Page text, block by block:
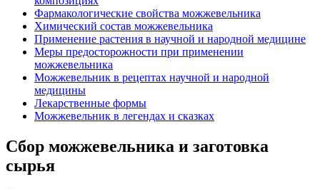
Фармакологические свойства можжевельника
Химический состав можжевельника
Применение растения в научной и народной медицине
Меры предосторожности при применении
можжевельника
Можжевельник в рецептах научной и народной
медицины
Лекарственные формы
Можжевельник в легендах и сказках
Сбор можжевельника и заготовка
сырья